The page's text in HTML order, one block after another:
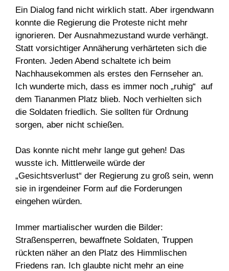
Ein Dialog fand nicht wirklich statt. Aber irgendwann
konnte die Regierung die Proteste nicht mehr
ignorieren. Der Ausnahmezustand wurde verhängt.
Statt vorsichtiger Annäherung verhärteten sich die
Fronten. Jeden Abend schaltete ich beim
Nachhausekommen als erstes den Fernseher an.
Ich wunderte mich, dass es immer noch „ruhig“ auf
dem Tiananmen Platz blieb. Noch verhielten sich
die Soldaten friedlich. Sie sollten für Ordnung
sorgen, aber nicht schießen.
Das konnte nicht mehr lange gut gehen! Das
wusste ich. Mittlerweile würde der
„Gesichtsverlust“ der Regierung zu groß sein, wenn
sie in irgendeiner Form auf die Forderungen
eingehen würden.
Immer martialischer wurden die Bilder:
Straßensperren, bewaffnete Soldaten, Truppen
rückten näher an den Platz des Himmlischen
Friedens ran. Ich glaubte nicht mehr an eine